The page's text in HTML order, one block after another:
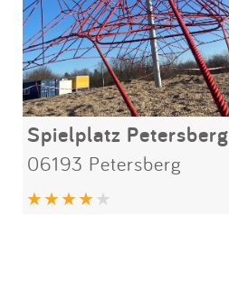
Spielplatz Petersberg
06193 Petersberg